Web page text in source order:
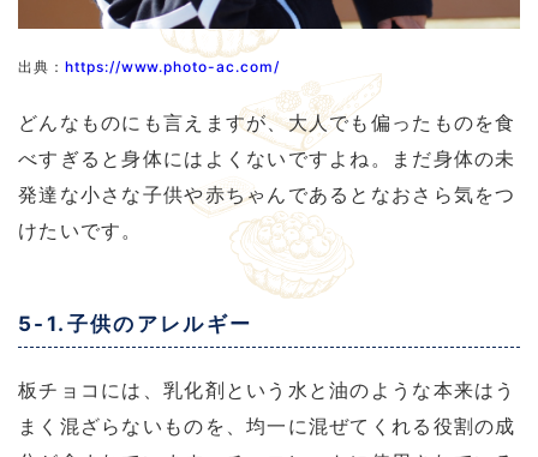
出典： https://www.photo-ac.com/
どんなものにも言えますが、大人でも偏ったものを食
べすぎると身体にはよくないですよね。まだ身体の未
発達な小さな子供や赤ちゃんであるとなおさら気をつ
けたいです。
5-1.子供のアレルギー
板チョコには、乳化剤という水と油のような本来はう
まく混ざらないものを、均一に混ぜてくれる役割の成